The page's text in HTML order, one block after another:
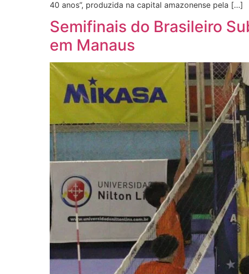
40 anos”, produzida na capital amazonense pela […]
Semifinais do Brasileiro
em Manaus